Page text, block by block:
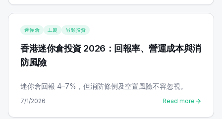
迷你倉 工廈 另類投資
香港迷你倉投資 2026：回報率、營運成本與消
防風險
迷你倉回報 4–7%，但消防條例及空置風險不容忽視。
7/1/2026 Read more